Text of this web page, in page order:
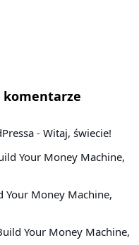
komentarze
- Witaj, świecie!
Your Money Machine,
Your Money Machine,
Your Money Machine,